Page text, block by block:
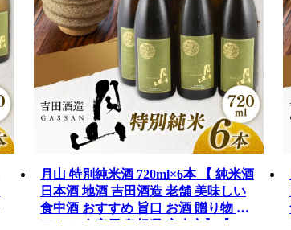
月山 特別純米酒 720ml×6本 【 純米酒
日本酒 地酒 吉田酒造 老舗 美味しい
食中酒 おすすめ 旨口 お酒 贈り物 ギ
フト ご自宅用 島根県 安来市】【42-